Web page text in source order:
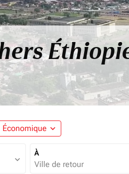
Économique expand_more
expand_more
À